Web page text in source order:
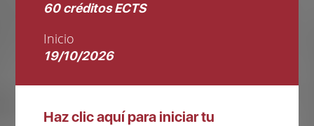
60 créditos ECTS
Inicio
19/10/2026
Haz clic aquí para iniciar tu